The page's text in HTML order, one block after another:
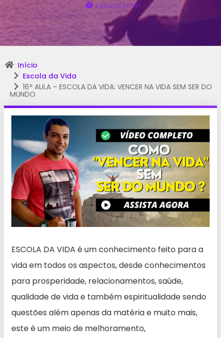
Leitura: 1 min
Início
Escola da Vida
16ª AULA – ESCOLA DA VIDA: VENCER NA VIDA SEM SER DO
MUNDO
ESCOLA DA VIDA é um conhecimento feito para a
vida em todos os aspectos, desde conhecimentos
para prosperidade, relacionamentos, saúde,
qualidade de vida e também espiritualidade sendo
questões além apenas da matéria e muito mais,
este é um meio de melhoramento,